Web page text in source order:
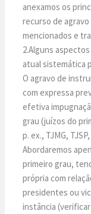
anexamos os
recurso de
mencionados e
2.Alguns
atual sistemática
O agravo de
com expressa
efetiva
grau (juízos do
p. ex., TJMG,
Abordaremos
primeiro grau,
própria com
presidentes ou
instância